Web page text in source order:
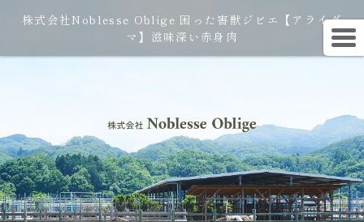
株式会社Noblesse Oblige 困った害獣ジビエ【アライグ
マ】滋味深い赤身肉